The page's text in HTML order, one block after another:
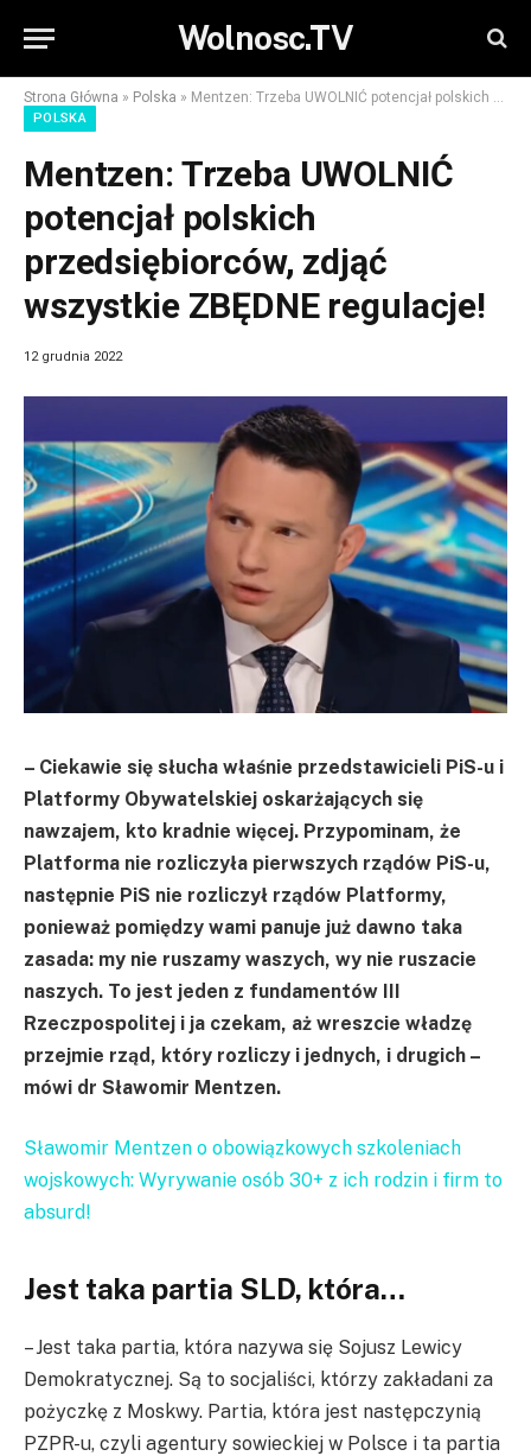
Wolnosc.TV
Strona Główna » Polska » Mentzen: Trzeba UWOLNIĆ potencjał polskich przedsiębiorców, zdjąć wszystkie ZBĘDNE regulacje!
POLSKA
Mentzen: Trzeba UWOLNIĆ
potencjał polskich
przedsiębiorców, zdjąć
wszystkie ZBĘDNE regulacje!
12 grudnia 2022
– Ciekawie się słucha właśnie przedstawicieli PiS-u i
Platformy Obywatelskiej oskarżających się
nawzajem, kto kradnie więcej. Przypominam, że
Platforma nie rozliczyła pierwszych rządów PiS-u,
następnie PiS nie rozliczył rządów Platformy,
ponieważ pomiędzy wami panuje już dawno taka
zasada: my nie ruszamy waszych, wy nie ruszacie
naszych. To jest jeden z fundamentów III
Rzeczpospolitej i ja czekam, aż wreszcie władzę
przejmie rząd, który rozliczy i jednych, i drugich –
mówi dr Sławomir Mentzen.
Sławomir Mentzen o obowiązkowych szkoleniach
wojskowych: Wyrywanie osób 30+ z ich rodzin i firm to
absurd!
Jest taka partia SLD, która…
– Jest taka partia, która nazywa się Sojusz Lewicy
Demokratycznej. Są to socjaliści, którzy zakładani za
pożyczkę z Moskwy. Partia, która jest następczynią
PZPR-u, czyli agentury sowieckiej w Polsce i ta partia